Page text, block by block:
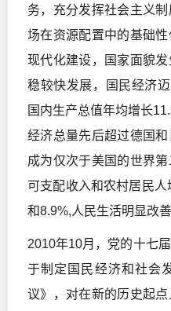
务，充分发挥社会主义
场在资源配置中的基础
现代化建设，国家面貌
稳较快发展，国民经济迈
国内生产总值年均增长
经济总量先后超过德国和
成为仅次于美国的世界
可支配收入和农村居民
和8.9%,人民生活明显改善
2010年10月，党的十七
于制定国民经济和社会
议》，对在新的历史起